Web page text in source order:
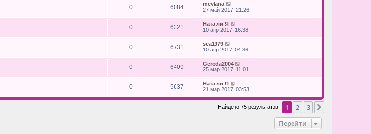
0 6084
mevlana
27 май 2017, 21:26
0 6321
Ната ли Я
10 апр 2017, 16:38
0 6731
sea1979
10 апр 2017, 04:36
0 6409
Geroda2004
25 мар 2017, 11:01
0 5637
Ната ли Я
21 мар 2017, 03:53
Найдено 75 результатов 1 2 3
Перейти